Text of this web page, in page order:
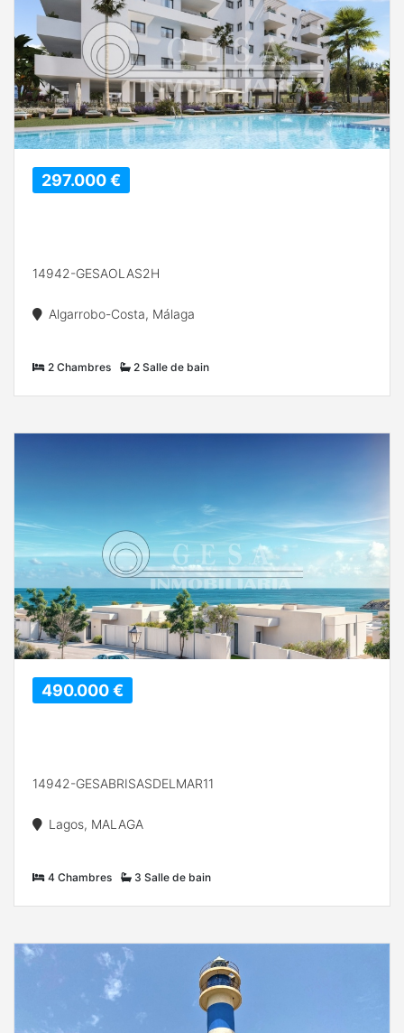
297.000 €
14942-GESAOLAS2H
Algarrobo-Costa, Málaga
2 Chambres 2 Salle de bain
490.000 €
14942-GESABRISASDELMAR11
Lagos, MALAGA
4 Chambres 3 Salle de bain